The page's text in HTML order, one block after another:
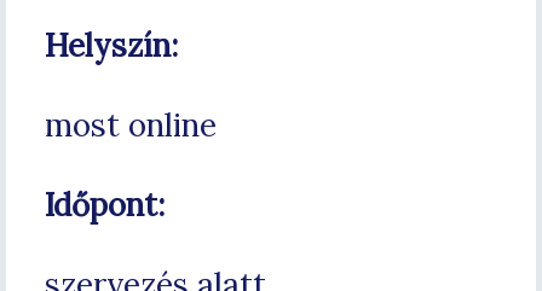
Helyszín:
most online
Időpont: